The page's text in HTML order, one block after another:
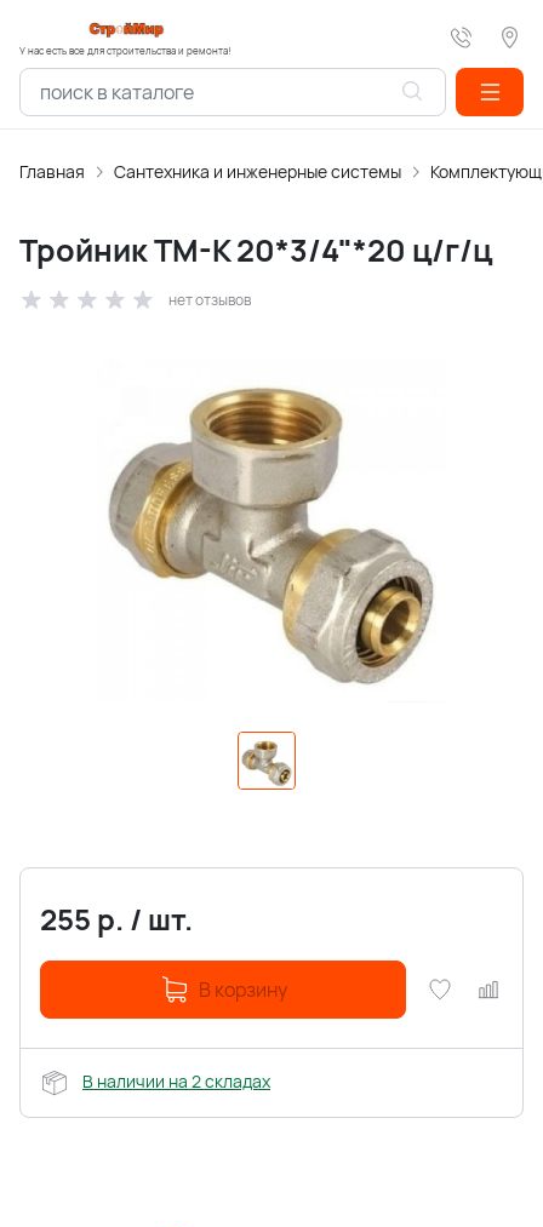
У нас есть все для строительства и ремонта!
Главная Сантехника и инженерные системы
Тройник ТМ-К 20*3/4"*20 ц/г/ц
нет отзывов
255 р. / шт.
В корзину
В наличии на 2 складах